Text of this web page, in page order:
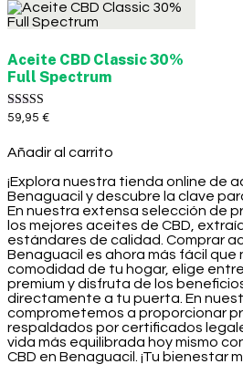
Aceite CBD Classic 30%
Full Spectrum
Valorado con
59,95 €
Añadir al carrito
¡Explora nuestra tienda online de
Benaguacil y descubre la clave
En nuestra extensa selección de
los mejores aceites de CBD,
estándares de calidad. Comprar
Benaguacil es ahora más fácil que
comodidad de tu hogar, elige
premium y disfruta de los
directamente a tu puerta. En
comprometemos a proporcionar
respaldados por certificados
vida más equilibrada hoy mismo
CBD en Benaguacil. ¡Tu bienestar